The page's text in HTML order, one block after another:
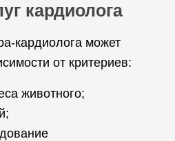
кардиолога
кардиолога может
от критериев:
животного;